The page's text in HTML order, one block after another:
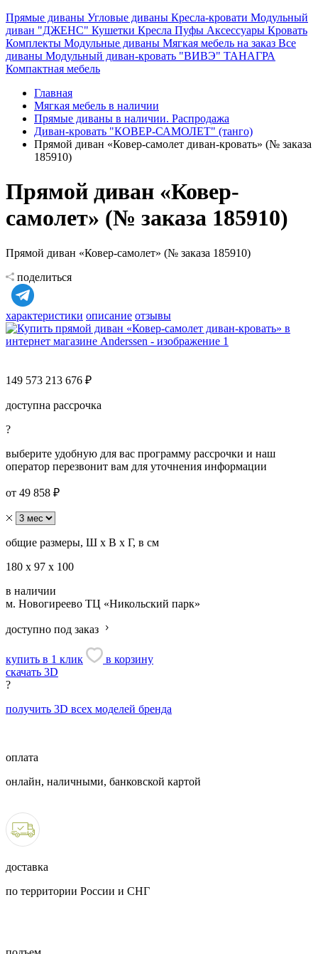
Прямые диваны Угловые диваны Кресла-кровати Модульный
диван "ДЖЕНС" Кушетки Кресла Пуфы Аксессуары Кровать
Комплекты Модульные диваны Мягкая мебель на заказ Все
диваны Модульный диван-кровать "ВИВЭ" ТАНАГРА
Компактная мебель
Главная
Мягкая мебель в наличии
Прямые диваны в наличии. Распродажа
Диван-кровать "КОВЕР-САМОЛЕТ" (танго)
Прямой диван «Ковер-самолет диван-кровать» (№ заказа
185910)
Прямой диван «Ковер-
самолет» (№ заказа 185910)
Прямой диван «Ковер-самолет» (№ заказа 185910)
поделиться
характеристики описание отзывы
149 573 213 676 ₽
доступна рассрочка
?
выберите удобную для вас программу рассрочки и наш
оператор перезвонит вам для уточнения информации
от 49 858 ₽
общие размеры, Ш х В х Г, в см
180 х 97 х 100
в наличии
м. Новогиреево ТЦ «Никольский парк»
доступно под заказ
купить в 1 клик
в корзину
скачать 3D
?
получить 3D всех моделей бренда
оплата
онлайн, наличными, банковской картой
доставка
по территории России и СНГ